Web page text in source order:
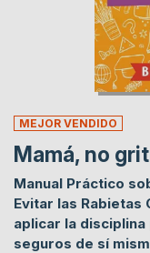
MEJOR VENDIDO
Mamá, no
Manual Práctico
Evitar las Rabietas
aplicar la
seguros de sí